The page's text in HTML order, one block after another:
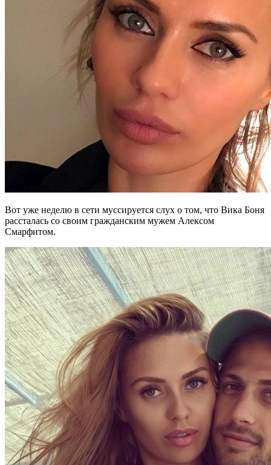
Вот уже неделю в сети муссируется слух о том, что Вика Боня
рассталась со своим гражданским мужем Алексом
Смарфитом.